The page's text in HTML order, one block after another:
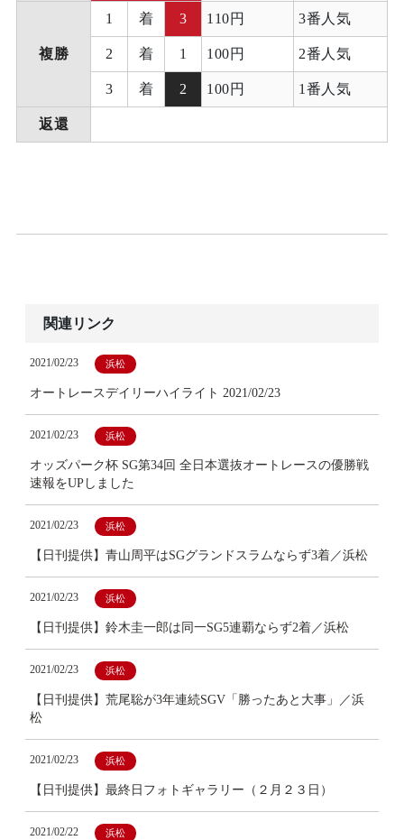
複勝
1 着 3 110円 3番人気
2 着 1 100円 2番人気
3 着 2 100円 1番人気
返還
関連リンク
2021/02/23 浜松
オートレースデイリーハイライト 2021/02/23
2021/02/23 浜松
オッズパーク杯 SG第34回 全日本選抜オートレースの優勝戦
速報をUPしました
2021/02/23 浜松
【日刊提供】青山周平はSGグランドスラムならず3着／浜松
2021/02/23 浜松
【日刊提供】鈴木圭一郎は同一SG5連覇ならず2着／浜松
2021/02/23 浜松
【日刊提供】荒尾聡が3年連続SGV「勝ったあと大事」／浜
松
2021/02/23 浜松
【日刊提供】最終日フォトギャラリー（２月２３日）
2021/02/22 浜松